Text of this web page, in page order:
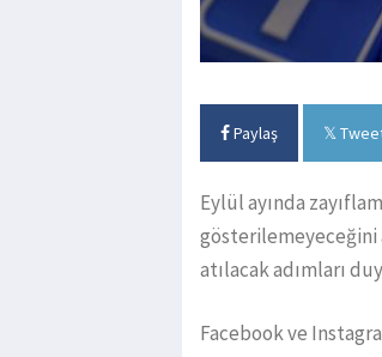
Paylaş
Eylül ayında
gösterilemeyeceğini
atılacak adımları
Facebook ve